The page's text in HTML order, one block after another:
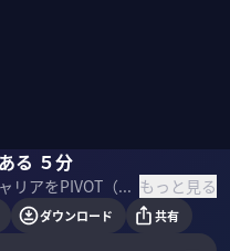
る ５分
大企業を辞めてキャリアをPIVOT（方向転換）した“Pivotter”たちへの本音のインタビュー番組。 辞めた企業の前からスタートして、今のオフィスまでをめぐりながら、退職・転職・起業のリアルな実態を聞く。 出演 南坊泰司（NORTH AND SOUTH 代表取締役／元電通） もっと見る
ダウンロード 共有